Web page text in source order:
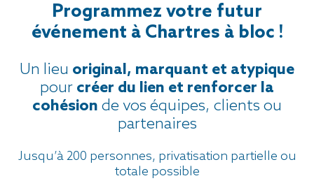
Programmez votre futur
événement à Chartres à bloc !
Un lieu original, marquant et atypique
pour créer du lien et renforcer la
cohésion de vos équipes, clients ou
partenaires
Jusqu’à 200 personnes, privatisation partielle ou
totale possible